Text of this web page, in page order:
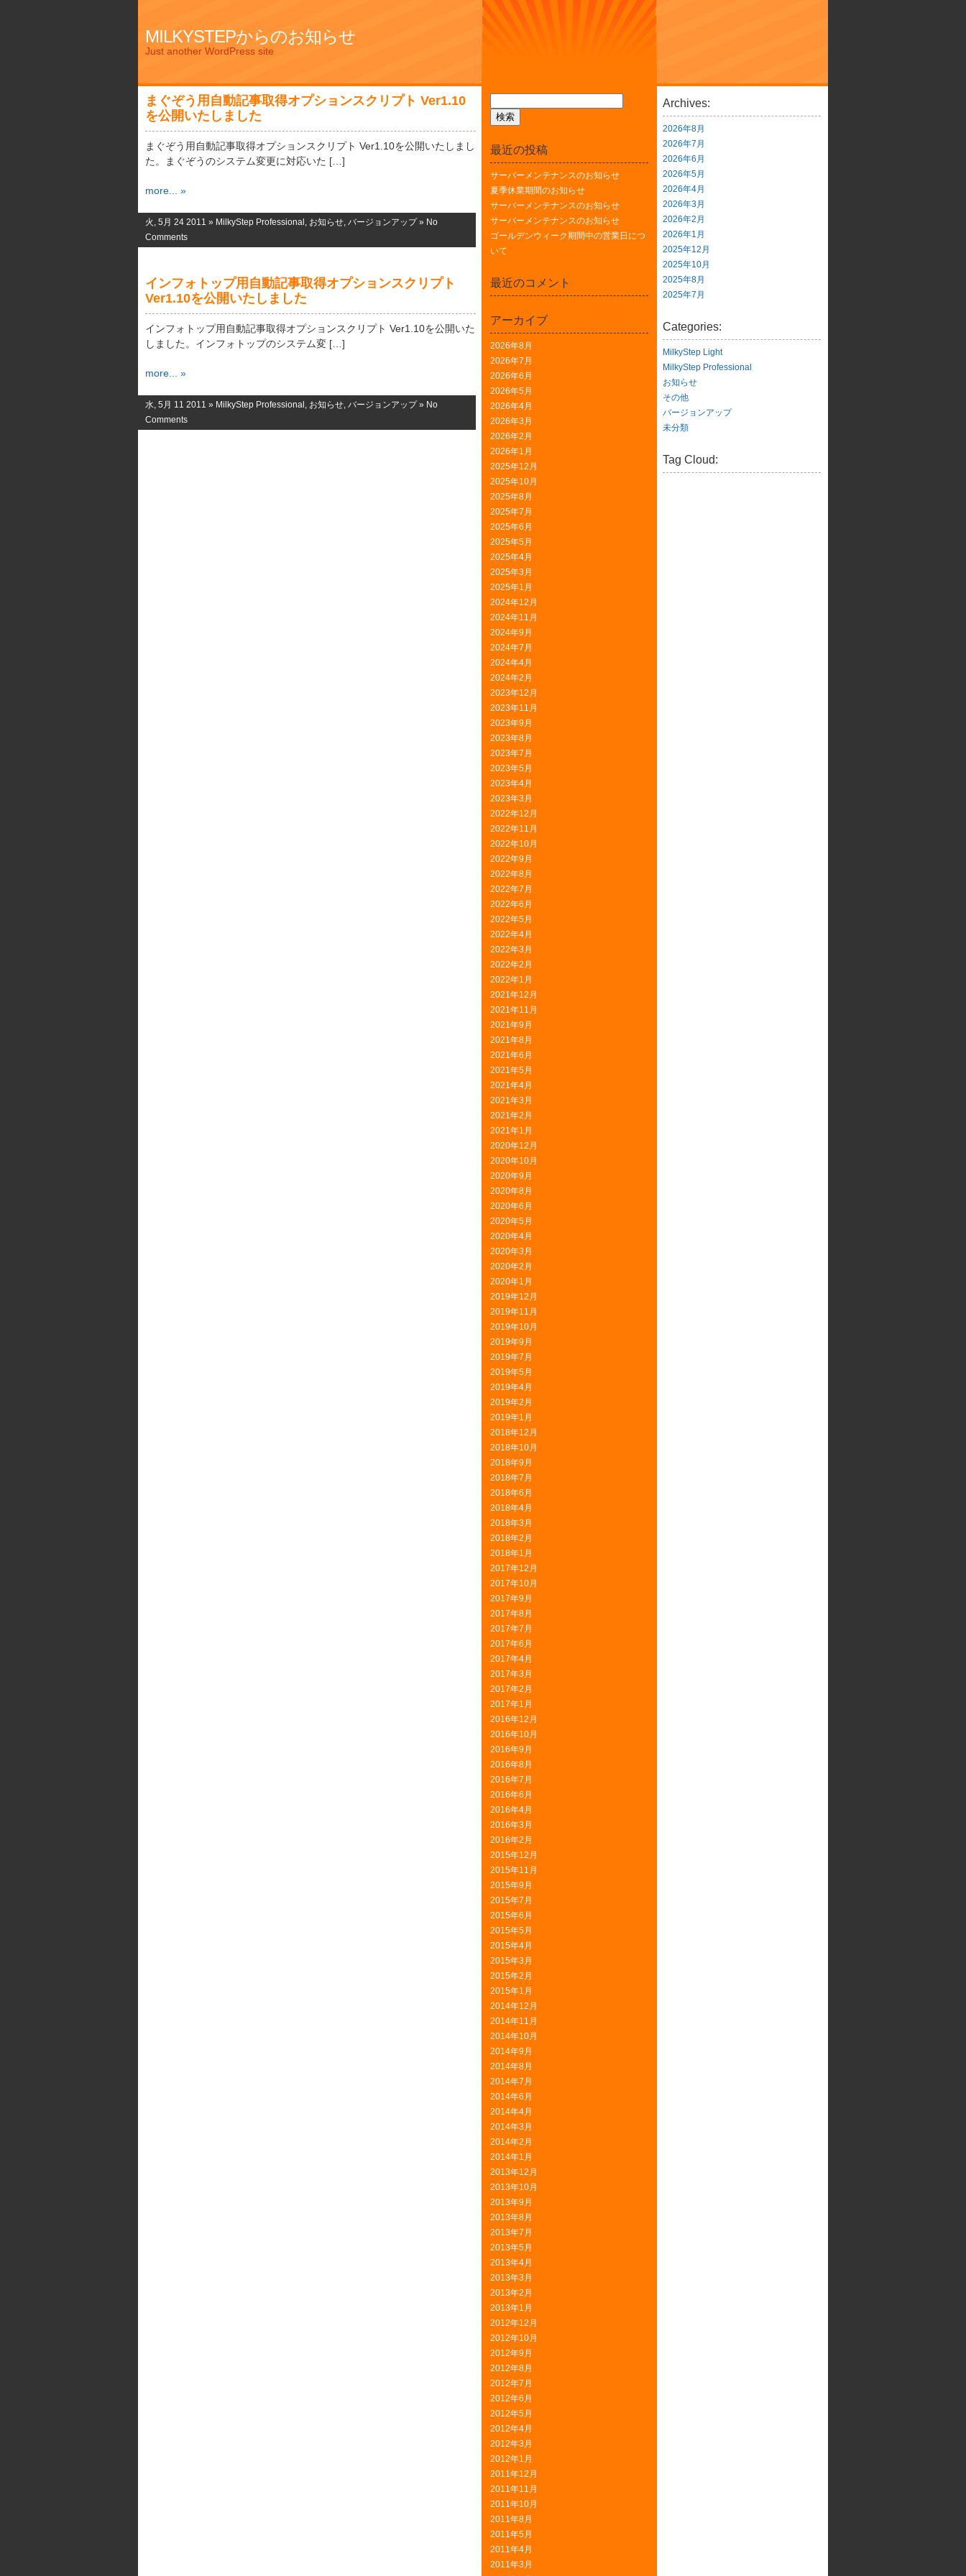
MILKYSTEPからのお知らせ
Just another WordPress site
まぐぞう用自動記事取得オプションスクリプト Ver1.10
を公開いたしました
まぐぞう用自動記事取得オプションスクリプト Ver1.10を公開いたしまし
た。まぐぞうのシステム変更に対応いた […]
more... »
火, 5月 24 2011 » MilkyStep Professional , お知らせ, バージョンアップ» No
Comments
インフォトップ用自動記事取得オプションスクリプト
Ver1.10を公開いたしました
インフォトップ用自動記事取得オプションスクリプト Ver1.10を公開いた
しました。インフォトップのシステム変 […]
more... »
水, 5月 11 2011 » MilkyStep Professional , お知らせ, バージョンアップ» No
Comments
最近の投稿
サーバーメンテナンスのお知らせ
夏季休業期間のお知らせ
サーバーメンテナンスのお知らせ
サーバーメンテナンスのお知らせ
ゴールデンウィーク期間中の営業日につ
いて
最近のコメント
アーカイブ
2026年8月
2026年7月
2026年6月
2026年5月
2026年4月
2026年3月
2026年2月
2026年1月
2025年12月
2025年10月
2025年8月
2025年7月
2025年6月
2025年5月
2025年4月
2025年3月
2025年1月
2024年12月
2024年11月
2024年9月
2024年7月
2024年4月
2024年2月
2023年12月
2023年11月
2023年9月
2023年8月
2023年7月
2023年5月
2023年4月
2023年3月
2022年12月
2022年11月
2022年10月
2022年9月
2022年8月
2022年7月
2022年6月
2022年5月
2022年4月
2022年3月
2022年2月
2022年1月
2021年12月
2021年11月
2021年9月
2021年8月
2021年6月
2021年5月
2021年4月
2021年3月
2021年2月
2021年1月
2020年12月
2020年10月
2020年9月
2020年8月
2020年6月
2020年5月
2020年4月
2020年3月
2020年2月
2020年1月
2019年12月
2019年11月
2019年10月
2019年9月
2019年7月
2019年5月
2019年4月
2019年2月
2019年1月
2018年12月
2018年10月
2018年9月
2018年7月
2018年6月
2018年4月
2018年3月
2018年2月
2018年1月
2017年12月
2017年10月
2017年9月
2017年8月
2017年7月
2017年6月
2017年4月
2017年3月
2017年2月
2017年1月
2016年12月
2016年10月
2016年9月
2016年8月
2016年7月
2016年6月
2016年4月
2016年3月
2016年2月
2015年12月
2015年11月
2015年9月
2015年7月
2015年6月
2015年5月
2015年4月
2015年3月
2015年2月
2015年1月
2014年12月
2014年11月
2014年10月
2014年9月
2014年8月
2014年7月
2014年6月
2014年4月
2014年3月
2014年2月
2014年1月
2013年12月
2013年10月
2013年9月
2013年8月
2013年7月
2013年5月
2013年4月
2013年3月
2013年2月
2013年1月
2012年12月
2012年10月
2012年9月
2012年8月
2012年7月
2012年6月
2012年5月
2012年4月
2012年3月
2012年1月
2011年12月
2011年11月
2011年10月
2011年8月
2011年5月
2011年4月
2011年3月
Archives:
2026年8月
2026年7月
2026年6月
2026年5月
2026年4月
2026年3月
2026年2月
2026年1月
2025年12月
2025年10月
2025年8月
2025年7月
Categories:
MilkyStep Light
MilkyStep Professional
お知らせ
その他
バージョンアップ
未分類
Tag Cloud: